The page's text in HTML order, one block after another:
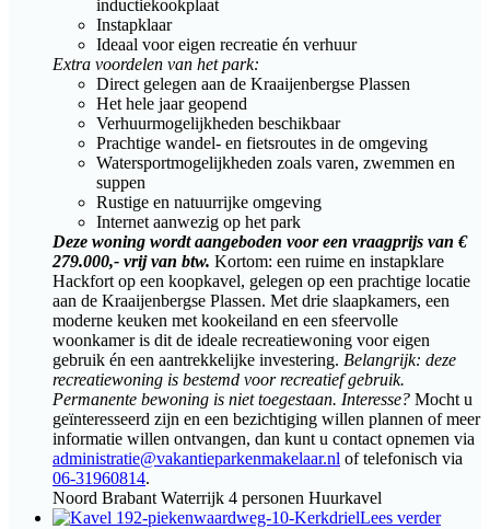
inductiekookplaat
Instapklaar
Ideaal voor eigen recreatie én verhuur
Extra voordelen van het park:
Direct gelegen aan de Kraaijenbergse Plassen
Het hele jaar geopend
Verhuurmogelijkheden beschikbaar
Prachtige wandel- en fietsroutes in de omgeving
Watersportmogelijkheden zoals varen, zwemmen en
suppen
Rustige en natuurrijke omgeving
Internet aanwezig op het park
Deze woning wordt aangeboden voor een vraagprijs van €
279.000,- vrij van btw. Kortom: een ruime en instapklare
Hackfort op een koopkavel, gelegen op een prachtige locatie
aan de Kraaijenbergse Plassen. Met drie slaapkamers, een
moderne keuken met kookeiland en een sfeervolle
woonkamer is dit de ideale recreatiewoning voor eigen
gebruik én een aantrekkelijke investering. Belangrijk: deze
recreatiewoning is bestemd voor recreatief gebruik.
Permanente bewoning is niet toegestaan. Interesse? Mocht u
geïnteresseerd zijn en een bezichtiging willen plannen of meer
informatie willen ontvangen, dan kunt u contact opnemen via
administratie@vakantieparkenmakelaar.nl of telefonisch via
06-31960814.
Noord Brabant Waterrijk 4 personen Huurkavel
Lees verder